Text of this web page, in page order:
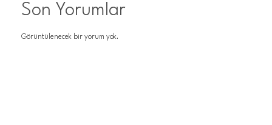
Son Yorumlar
Görüntülenecek bir yorum yok.